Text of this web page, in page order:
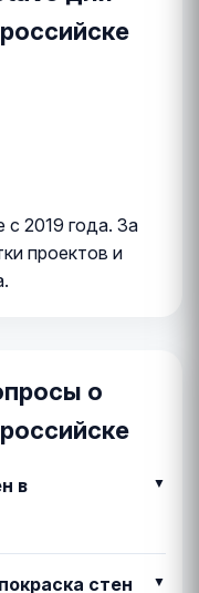
2019 года. За
проектов и
о
в
стен